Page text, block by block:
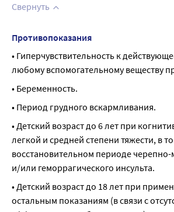
Свернуть
Противопоказания
• Гиперчувствительность к
любому вспомогательному веществу
• Беременность.
• Период грудного вскармливания.
• Детский возраст до 6 лет при
легкой и средней степени тяжести, в
восстановительном периоде
и/или геморрагического инсульта.
• Детский возраст до 18 лет при
остальным показаниям (в связи с